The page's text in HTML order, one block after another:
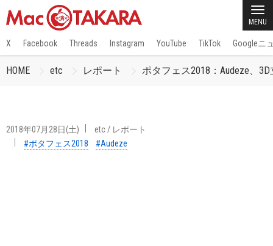
MENU
X Facebook Threads Instagram YouTube TikTok Googleニ
HOME etc レポート ポタフェス2018：Audeze、
2018年07月28日(土) etc/ レポート
#ポタフェス2018
#Audeze